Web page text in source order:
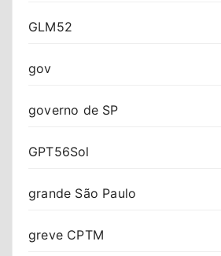
GLM52
gov
governo de SP
GPT56Sol
grande São Paulo
greve CPTM